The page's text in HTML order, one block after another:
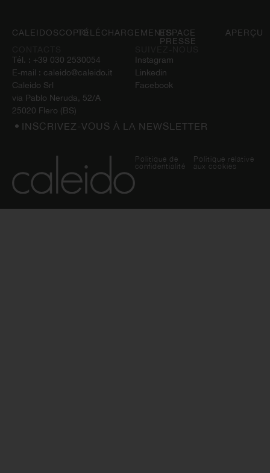
Tél. : +39 030 2530054
E-mail : caleido@caleido.it
Caleido Srl
via Pablo Neruda, 52/A
25020 Flero (BS)
Instagram
Linkedin
Facebook
CALEIDOSCOPIOTÉLÉCHARGEMENTSESPACE
PRESSE
APERÇU
INSCRIVEZ-VOUS À LA NEWSLETTER
Politique de
confidentialité
Politique relative
aux cookies